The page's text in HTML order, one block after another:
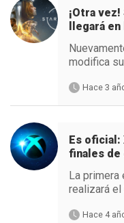
¡Otra
llegará
modifica
Hace 3
Es oficial:
finales de
La
realizará el
Hace 4